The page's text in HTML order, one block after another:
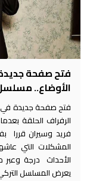
فتح صفحة
الأوضاع.. مسلسل
فتح صفحة جديدة في
الرفراف الحلقة
فريد وسيران
المشكلات التي
الأحداث درجة
يعرض المسلسل